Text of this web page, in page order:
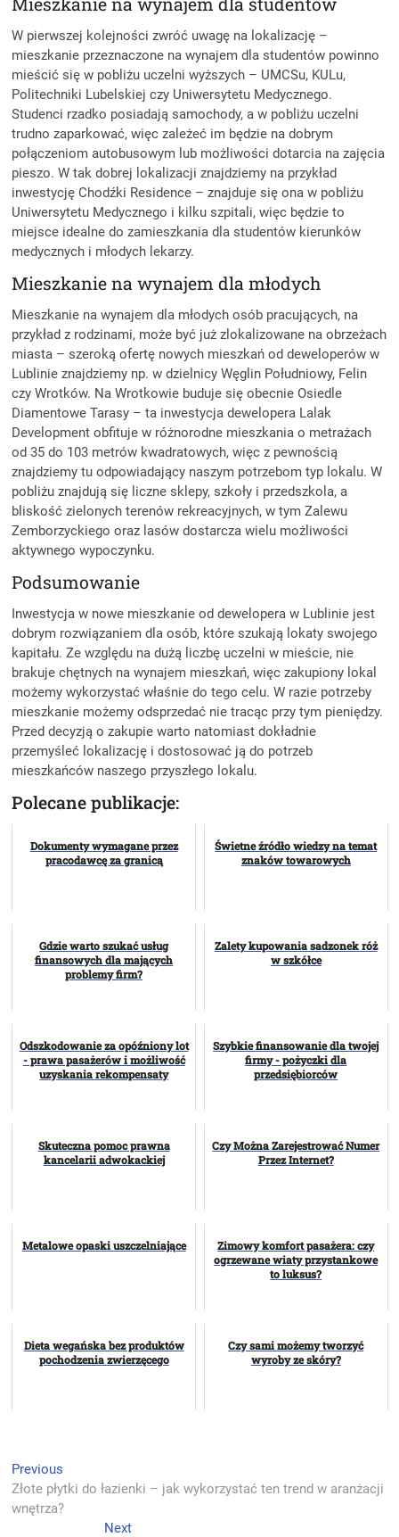
W pierwszej kolejności zwróć uwagę na lokalizację –
mieszkanie przeznaczone na wynajem dla studentów powinno
mieścić się w pobliżu uczelni wyższych – UMCSu, KULu,
Politechniki Lubelskiej czy Uniwersytetu Medycznego.
Studenci rzadko posiadają samochody, a w pobliżu uczelni
trudno zaparkować, więc zależeć im będzie na dobrym
połączeniom autobusowym lub możliwości dotarcia na zajęcia
pieszo. W tak dobrej lokalizacji znajdziemy na przykład
inwestycję Chodźki Residence – znajduje się ona w pobliżu
Uniwersytetu Medycznego i kilku szpitali, więc będzie to
miejsce idealne do zamieszkania dla studentów kierunków
medycznych i młodych lekarzy.
Mieszkanie na wynajem dla młodych
Mieszkanie na wynajem dla młodych osób pracujących, na
przykład z rodzinami, może być już zlokalizowane na obrzeżach
miasta – szeroką ofertę nowych mieszkań od deweloperów w
Lublinie znajdziemy np. w dzielnicy Węglin Południowy, Felin
czy Wrotków. Na Wrotkowie buduje się obecnie Osiedle
Diamentowe Tarasy – ta inwestycja dewelopera Lalak
Development obfituje w różnorodne mieszkania o metrażach
od 35 do 103 metrów kwadratowych, więc z pewnością
znajdziemy tu odpowiadający naszym potrzebom typ lokalu. W
pobliżu znajdują się liczne sklepy, szkoły i przedszkola, a
bliskość zielonych terenów rekreacyjnych, w tym Zalewu
Zemborzyckiego oraz lasów dostarcza wielu możliwości
aktywnego wypoczynku.
Podsumowanie
Inwestycja w nowe mieszkanie od dewelopera w Lublinie jest
dobrym rozwiązaniem dla osób, które szukają lokaty swojego
kapitału. Ze względu na dużą liczbę uczelni w mieście, nie
brakuje chętnych na wynajem mieszkań, więc zakupiony lokal
możemy wykorzystać właśnie do tego celu. W razie potrzeby
mieszkanie możemy odsprzedać nie tracąc przy tym pieniędzy.
Przed decyzją o zakupie warto natomiast dokładnie
przemyśleć lokalizację i dostosować ją do potrzeb
mieszkańców naszego przyszłego lokalu.
Polecane publikacje:
Dokumenty wymagane przez
pracodawcę za granicą
Świetne źródło wiedzy na temat
znaków towarowych
Gdzie warto szukać usług
finansowych dla mających
problemy firm?
Zalety kupowania sadzonek róż
w szkółce
Odszkodowanie za opóźniony lot
- prawa pasażerów i możliwość
uzyskania rekompensaty
Szybkie finansowanie dla twojej
firmy - pożyczki dla
przedsiębiorców
Skuteczna pomoc prawna
kancelarii adwokackiej
Czy Można Zarejestrować Numer
Przez Internet?
Metalowe opaski uszczelniające
Zimowy komfort pasażera: czy
ogrzewane wiaty przystankowe
to luksus?
Dieta wegańska bez produktów
pochodzenia zwierzęcego
Czy sami możemy tworzyć
wyroby ze skóry?
N
a
Previous
r
e
Złote płytki do łazienki – jak wykorzystać ten trend w aranżacji
wnętrza?
NextN